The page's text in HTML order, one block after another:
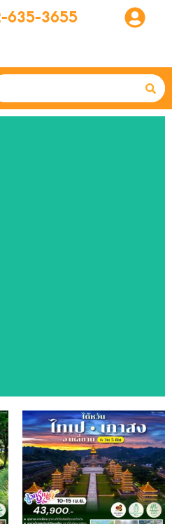
635-3655
แนะนำ
ากหลายประเทศ ด้วยโปรแกรมทัวร์
ก SBA Travel